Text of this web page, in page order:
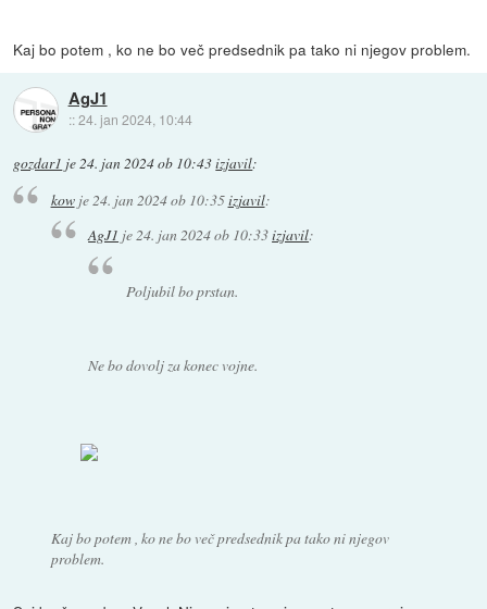
Kaj bo potem , ko ne bo več predsednik pa tako ni njegov problem.
AgJ1
::24. jan 2024, 10:44
gozdar1 je24. jan 2024 ob 10:43izjavil:
kowje 24. jan 2024 ob 10:35izjavil:
AgJ1 je24. jan 2024 ob 10:33izjavil:
Poljubil bo prstan.
Ne bo dovolj za konec vojne.
Kaj bo potem , ko ne bo več predsednik pa tako ni njegov
problem.